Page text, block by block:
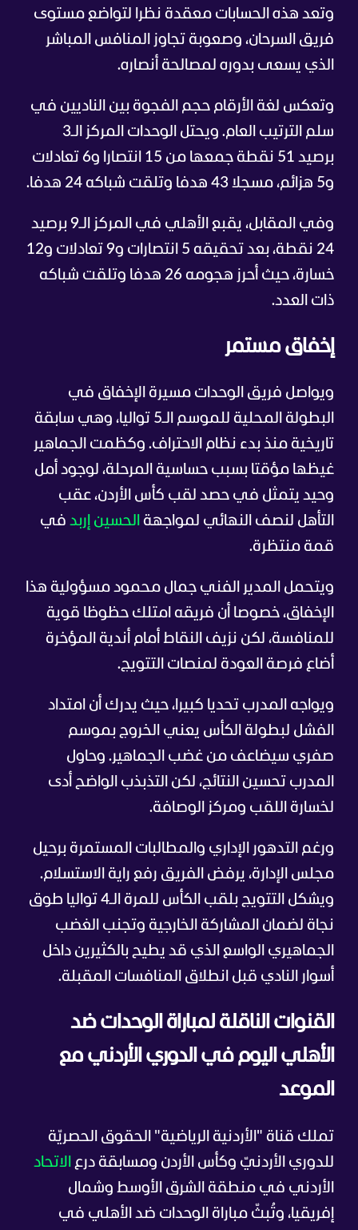
وتعد هذه الحسابات معقدة نظرا لتواضع مستوى
فريق السرحان، وصعوبة تجاوز المنافس المباشر
الذي يسعى بدوره لمصالحة أنصاره.
وتعكس لغة الأرقام حجم الفجوة بين الناديين في
سلم الترتيب العام. ويحتل الوحدات المركز الـ3
برصيد 51 نقطة جمعها من 15 انتصارا و6 تعادلات
و5 هزائم، مسجلا 43 هدفا وتلقت شباكه 24 هدفا.
وفي المقابل، يقبع الأهلي في المركز الـ9 برصيد
24 نقطة، بعد تحقيقه 5 انتصارات و9 تعادلات و12
خسارة، حيث أحرز هجومه 26 هدفا وتلقت شباكه
ذات العدد.
إخفاق مستمر
ويواصل فريق الوحدات مسيرة الإخفاق في
البطولة المحلية للموسم الـ5 تواليا، وهي سابقة
تاريخية منذ بدء نظام الاحتراف. وكظمت الجماهير
غيظها مؤقتا بسبب حساسية المرحلة، لوجود أمل
وحيد يتمثل في حصد لقب كأس الأردن، عقب
التأهل لنصف النهائي لمواجهة الحسين إربد في
قمة منتظرة.
ويتحمل المدير الفني جمال محمود مسؤولية هذا
الإخفاق، خصوصا أن فريقه امتلك حظوظا قوية
للمنافسة، لكن نزيف النقاط أمام أندية المؤخرة
أضاع فرصة العودة لمنصات التتويج.
ويواجه المدرب تحديا كبيرا، حيث يدرك أن امتداد
الفشل لبطولة الكأس يعني الخروج بموسم
صفري سيضاعف من غضب الجماهير. وحاول
المدرب تحسين النتائج، لكن التذبذب الواضح أدى
لخسارة اللقب ومركز الوصافة.
ورغم التدهور الإداري والمطالبات المستمرة برحيل
مجلس الإدارة، يرفض الفريق رفع راية الاستسلام.
ويشكل التتويج بلقب الكأس للمرة الـ4 تواليا طوق
نجاة لضمان المشاركة الخارجية وتجنب الغضب
الجماهيري الواسع الذي قد يطيح بالكثيرين داخل
أسوار النادي قبل انطلاق المنافسات المقبلة.
القنوات الناقلة لمباراة الوحدات ضد
الأهلي اليوم في الدوري الأردني مع
الموعد
تملك قناة "الأردنية الرياضية" الحقوق الحصريّة
للدوري الأردنيّ وكأس الأردن ومسابقة درع الاتحاد
الأردني في منطقة الشرق الأوسط وشمال
إفريقيا، وتُبثّ مباراة الوحدات ضد الأهلي في